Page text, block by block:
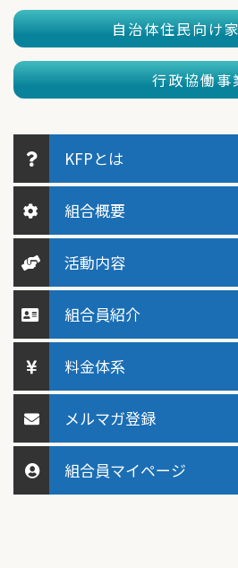
自治体住民向け
行政協働事
KFPとは
組合概要
活動内容
組合員紹介
料金体系
メルマガ登録
組合員マイページ